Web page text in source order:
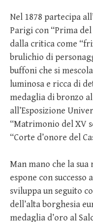
Nel 1878 partecipa
Parigi con “Prima
dalla critica come
brulichio di
buffoni che si
luminosa e ricca di
medaglia di bronzo
all’Esposizione
“Matrimonio del XV
“Corte d’onore del
Man mano che la
espone con successo
sviluppa un seguito
dell’alta borghesia
medaglia d’oro al